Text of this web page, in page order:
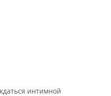
интимной